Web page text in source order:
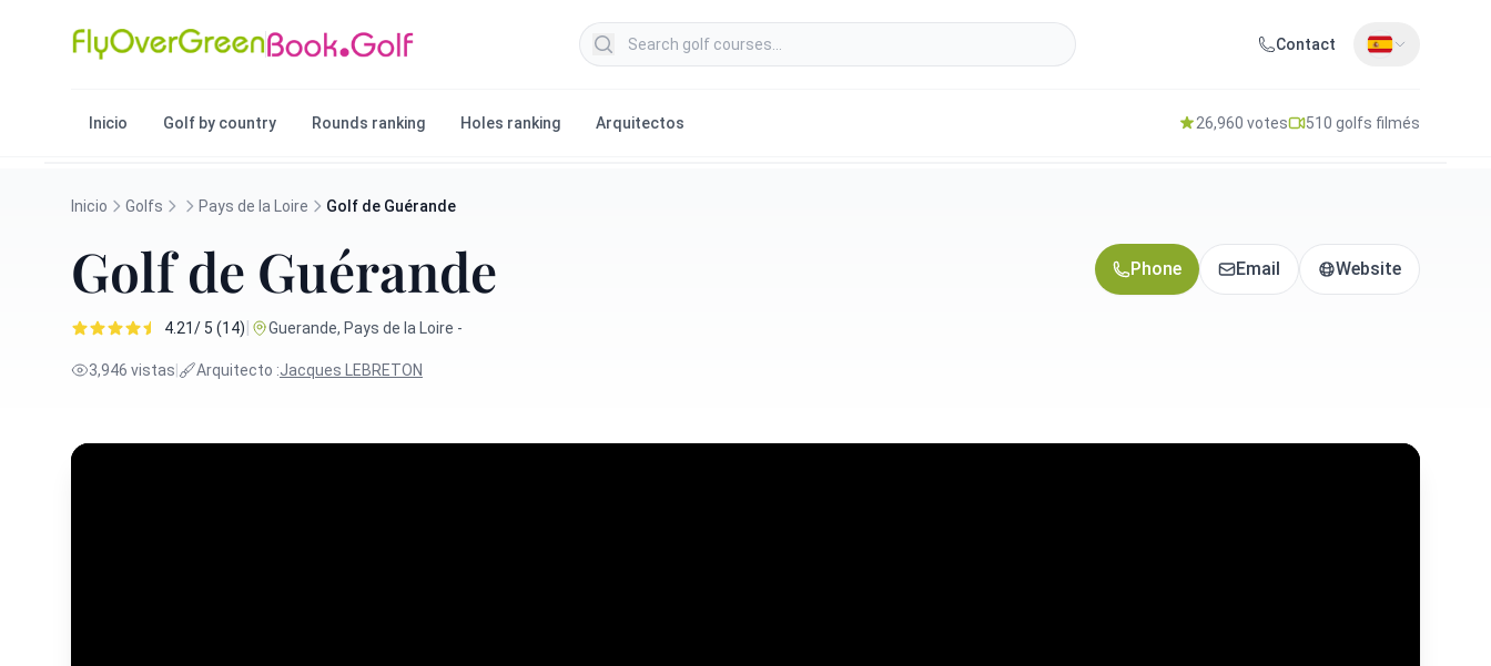
Search golf courses Contact
Inicio Golf by country Rounds ranking Holes ranking Arquitectos 26,960 votes 510 golfs filmés
Inicio Golfs Pays de la Loire Golf de Guérande
Golf de Guérande
4.21/ 5 (14)| Guerande, Pays de la Loire -
3,946 vistas Arquitecto :Jacques LEBRETON
Phone Email Website